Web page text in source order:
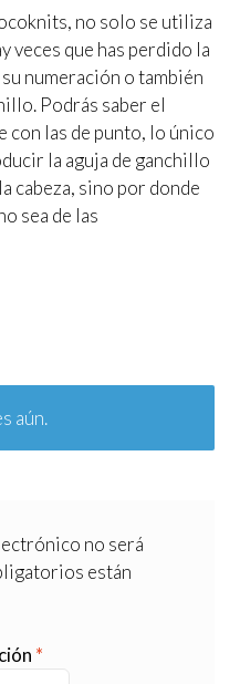
no solo se utiliza
veces que has perdido la
su numeración o también
Podrás saber el
con las de punto, lo único
la aguja de ganchillo
cabeza, sino por donde
sea de las
aún.
no será
están
*